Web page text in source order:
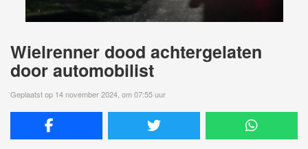
Wielrenner dood achtergelaten
door automobilist
Geplaatst op 14 november 2024, om 07:55 uur